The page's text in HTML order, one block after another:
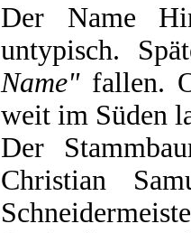
Der Name
untypisch.
Name"fallen.
weit im Süden
Der
Christian